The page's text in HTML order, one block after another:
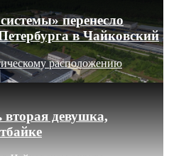
перенесло
в Чайковский
расположению
вторая девушка,